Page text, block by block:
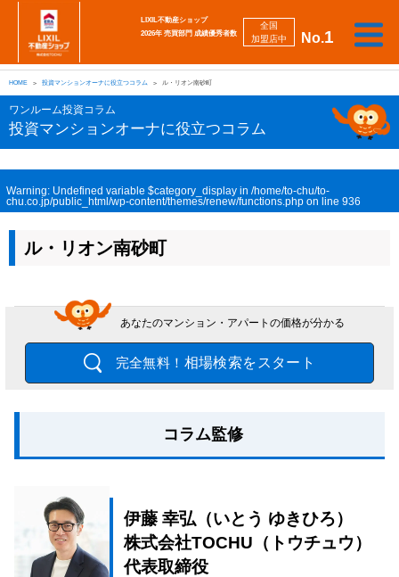
No.1
全国
加盟店中
LIXIL不動産ショップ
2026年 売買部門 成績優秀者数
売
り
た
い
買
い
た
い
相
談
し
た
い
勉
強
し
た
い
強
み
会
社
案
採
用
情
査定
HOME 投資マンションオーナに役立つコラム ル・リオン南砂町
ワンルーム投資コラム
投資マンションオーナに役立つコラム
Warning: Undefined variable $category_display in /home/to-chu/to-
chu.co.jp/public_html/wp-content/themes/renew/functions.php on line 936
ル・リオン南砂町
あなたのマンション・アパートの価格が分かる
完全無料！ 相場検索をスタート
コラム監修
伊藤 幸弘（いとう ゆきひろ）
株式会社TOCHU（トウチュウ）
代表取締役